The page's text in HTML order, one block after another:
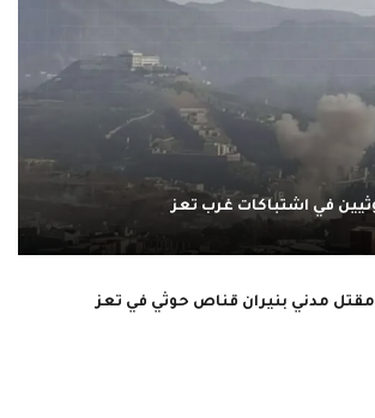
مقتل مدني بنيران قناص حوثي في تعز